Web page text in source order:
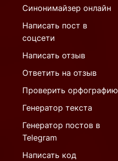
Синонимайзер онлайн
Написать пост в
соцсети
Написать отзыв
Ответить на отзыв
Проверить орфографию
Генератор текста
Генератор постов в
Telegram
Написать код